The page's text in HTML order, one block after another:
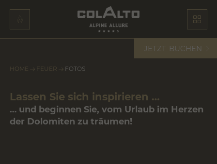
JETZT BUCHEN
HOME FEUER FOTOS
Lassen Sie sich inspirieren …
… und beginnen Sie, vom Urlaub im Herzen
der Dolomiten zu träumen!